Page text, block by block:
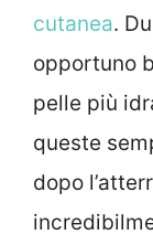
cutanea.
opportuno
pelle più
queste
dopo